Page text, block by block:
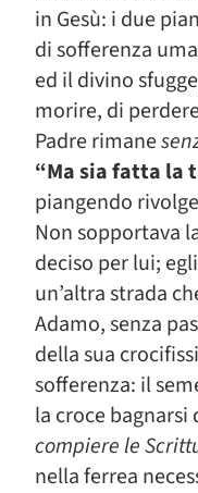
in Gesù: i due
di sofferenza
ed il divino
morire, di
Padre rimane
“Ma sia fatta la
piangendo
Non sopportava
deciso per lui;
un’altra strada
Adamo, senza
della sua
sofferenza: il
la croce bagnarsi
compiere le
nella ferrea